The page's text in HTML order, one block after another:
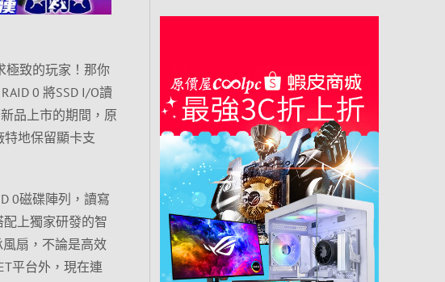
極致的玩家！那你
0 將SSD I/O讀
品上市的期間，原
地保留顯卡支
0磁碟陣列，讀寫
上獨家研發的智
扇，不論是高效
平台外，現在連